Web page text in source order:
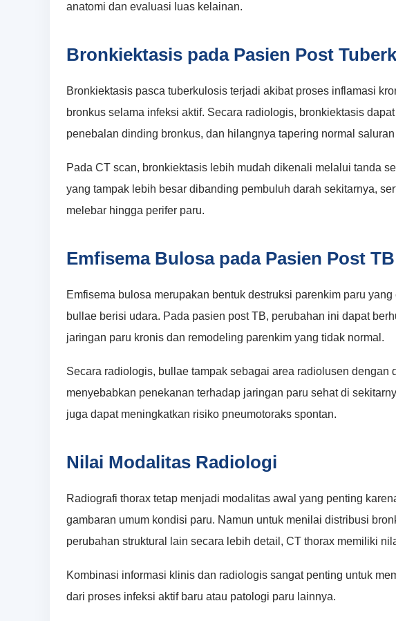
anatomi dan evaluasi luas kelainan.
Bronkiektasis pada Pasien Post
Bronkiektasis pasca tuberkulosis terjadi akibat proses inflamasi
bronkus selama infeksi aktif. Secara radiologis, bronkiektasis
penebalan dinding bronkus, dan hilangnya tapering normal
Pada CT scan, bronkiektasis lebih mudah dikenali melalui tanda
yang tampak lebih besar dibanding pembuluh darah sekitarnya,
melebar hingga perifer paru.
Emfisema Bulosa pada Pasien Post
Emfisema bulosa merupakan bentuk destruksi parenkim paru
bullae berisi udara. Pada pasien post TB, perubahan ini dapat
jaringan paru kronis dan remodeling parenkim yang tidak normal.
Secara radiologis, bullae tampak sebagai area radiolusen dengan
menyebabkan penekanan terhadap jaringan paru sehat di
juga dapat meningkatkan risiko pneumotoraks spontan.
Nilai Modalitas Radiologi
Radiografi thorax tetap menjadi modalitas awal yang penting
gambaran umum kondisi paru. Namun untuk menilai distribusi
perubahan struktural lain secara lebih detail, CT thorax memiliki
Kombinasi informasi klinis dan radiologis sangat penting untuk
dari proses infeksi aktif baru atau patologi paru lainnya.